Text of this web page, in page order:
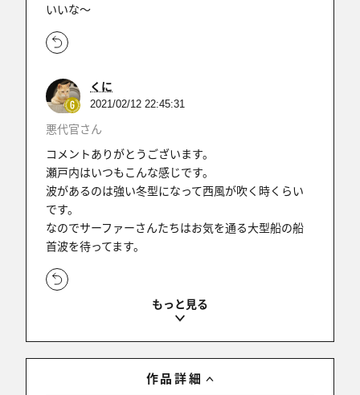
いいな～
くに
2021/02/12 22:45:31
悪代官さん
コメントありがとうございます。
瀬戸内はいつもこんな感じです。
波があるのは強い冬型になって西風が吹く時くらい
です。
なのでサーファーさんたちはお気を通る大型船の船
首波を待ってます。
2021/02/12 22:44:07
作品詳細